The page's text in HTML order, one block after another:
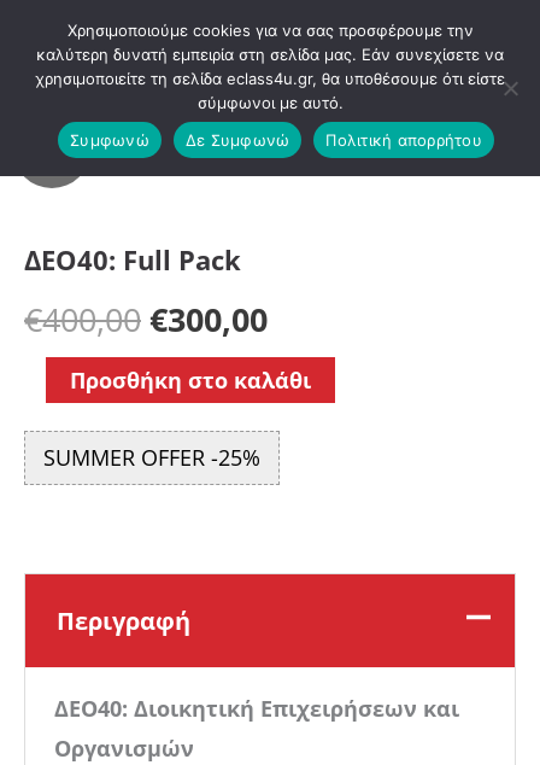
Μετάβαση
περιεχόμενο
SALE
ΔΕΟ40: Full Pack
€400,00€300,00
ΔΕΟ40:
Full
ποσότητα
Προσθήκη στο καλάθι
SUMMER OFFER -25%
Περιγραφή
ΔΕΟ40: Διοικητική Επιχειρήσεων και
Οργανισμών
Μαθήματα
ΔΕΟ40-
ΤΟΜΟΣ
Δ-
ΔΕΟ40–
ΕΚΠΑΙΔΕΥΤΙΚΟ
ΥΛΙΚΟ
Χρησιμοποιούμε cookies για να σας προσφέρουμε την
καλύτερη δυνατή εμπειρία στη σελίδα μας. Εάν συνεχίσετε να
χρησιμοποιείτε τη σελίδα eclass4u.gr, θα υποθέσουμε ότι είστε
σύμφωνοι με αυτό.
Συμφωνώ
Δε Συμφωνώ Πολιτική απορρήτου